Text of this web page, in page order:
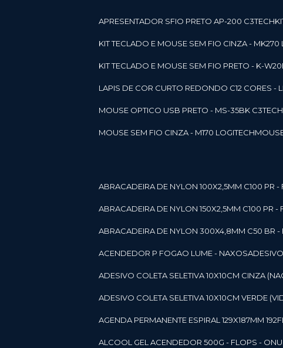
APRESENTADOR SFIO PRETO AP-200 C3TECH
KIT TECLADO E MOUSE SEM FIO CINZA - MK270
KIT TECLADO E MOUSE SEM FIO PRETO - K-
LAPIS DE COR CURTO REDONDO C12 CORES -
MOUSE OPTICO USB PRETO - MS-35BK C3TECH
MOUSE SEM FIO CINZA - M170 LOGITECH
ABRACADEIRA DE NYLON 100X2,5MM C100 PR -
ABRACADEIRA DE NYLON 150X2,5MM C100 PR -
ABRACADEIRA DE NYLON 300X4,8MM C50 BR -
ACENDEDOR P FOGAO LUME - NAXOS
ADESIVO COLETA SELETIVA 10X10CM CINZA
ADESIVO COLETA SELETIVA 10X10CM VERDE
AGENDA PERMANENTE ESPIRAL 129X187MM
ALCOOL GEL ACENDEDOR 500G - FLOPS - ONU